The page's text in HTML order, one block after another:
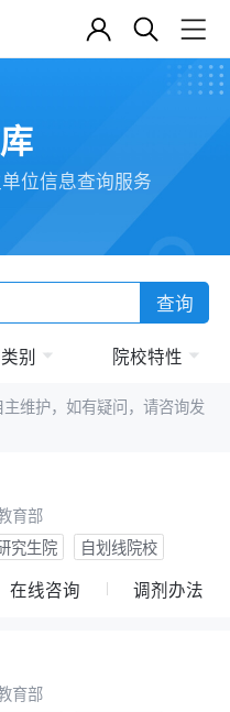
位信息查询服务
查询
别 院校特性
维护，如有疑问，请咨询发
育部
究生院 自划线院校
在线咨询 调剂办法
育部